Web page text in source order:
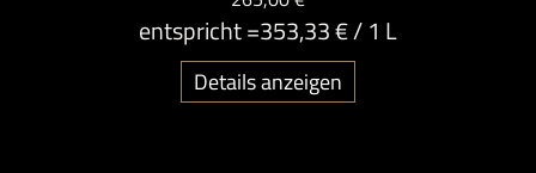
entspricht =353,33 €/ 1 L
Details anzeigen